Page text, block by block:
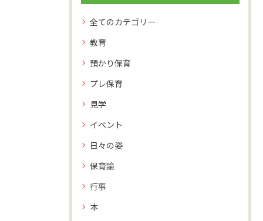
全てのカテゴリー
教育
預かり保育
プレ保育
見学
イベント
日々の姿
保育論
行事
本